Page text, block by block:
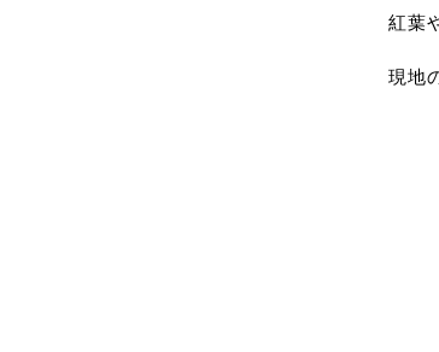
紅葉
現地